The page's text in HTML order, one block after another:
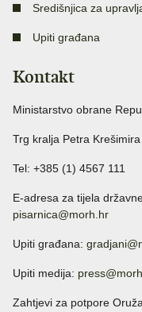
Središnjica za
Upiti građana
Kontakt
Ministarstvo obrane
Trg kralja Petra
Tel: +385 (1) 4567 111
E-adresa za tijela
pisarnica@morh.hr
Upiti građana:
Upiti medija:
Zahtjevi za potpore